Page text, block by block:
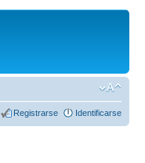
Registrarse Identificarse